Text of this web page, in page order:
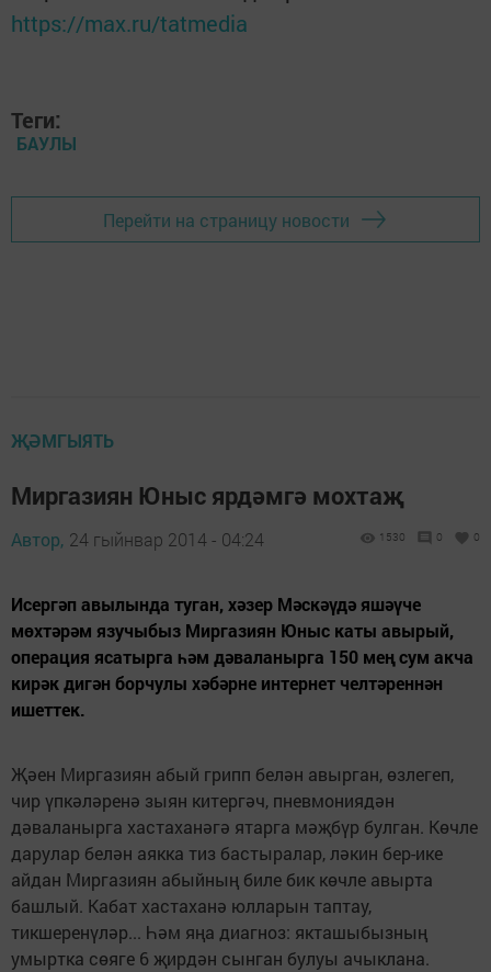
https://max.ru/tatmedia
Теги:
БАУЛЫ
Перейти на страницу новости
ҖӘМГЫЯТЬ
Миргазиян Юныс ярдәмгә мохтаҗ
Автор, 24 гыйнвар 2014 - 04:24 1530 0 0
Исергәп авылында туган, хәзер Мәскәүдә яшәүче
мөхтәрәм язучыбыз Миргазиян Юныс каты авырый,
операция ясатырга һәм дәваланырга 150 мең сум акча
кирәк дигән борчулы хәбәрне интернет челтәреннән
ишеттек.
Җәен Миргазиян абый грипп белән авырган, өзлегеп,
чир үпкәләренә зыян китергәч, пневмониядән
дәваланырга хастаханәгә ятарга мәҗбүр булган. Көчле
дарулар белән аякка тиз бастыралар, ләкин бер-ике
айдан Миргазиян абыйның биле бик көчле авырта
башлый. Кабат хастаханә юлларын таптау,
тикшеренүләр... Һәм яңа диагноз: якташыбызның
умыртка сөяге 6 җирдән сынган булуы ачыклана.